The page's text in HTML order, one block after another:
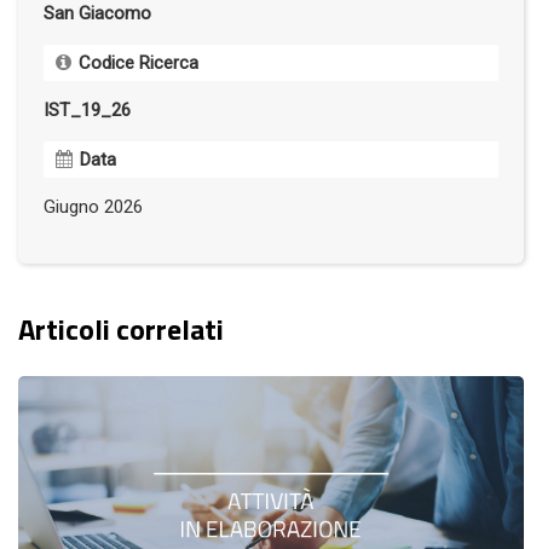
San Giacomo
Codice Ricerca
IST_19_26
Data
Giugno 2026
Articoli correlati